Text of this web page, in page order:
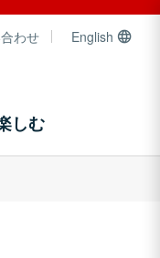
わせ English
しむ